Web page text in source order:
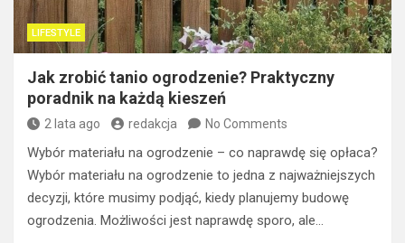
LIFESTYLE
Jak zrobić tanio ogrodzenie? Praktyczny
poradnik na każdą kieszeń
2 lata ago redakcja No Comments
Wybór materiału na ogrodzenie – co naprawdę się opłaca?
Wybór materiału na ogrodzenie to jedna z najważniejszych
decyzji, które musimy podjąć, kiedy planujemy budowę
ogrodzenia. Możliwości jest naprawdę sporo, ale…